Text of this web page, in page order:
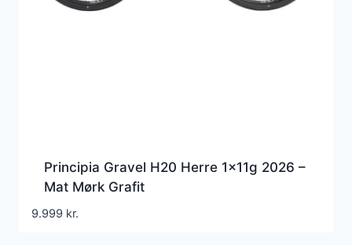
Principia Gravel H20 Herre 1x11g 2026 –
Mat Mørk Grafit
9.999 kr.